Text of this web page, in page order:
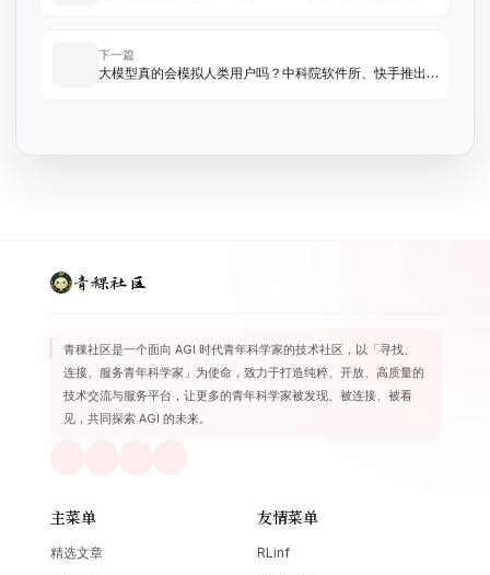
下一篇
大模型真的会模拟人类用户吗？中科院软件所、快手推出
青稞社区
青稞社区是一个面向 AGI 时代青年科学家的技术社区，以「寻找、
连接、服务青年科学家」为使命，致力于打造纯粹、开放、高质量的
技术交流与服务平台，让更多的青年科学家被发现、被连接、被看
见，共同探索 AGI 的未来。
主菜单
精选文章
友情菜单
RLinf